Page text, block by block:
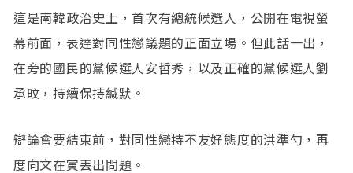
這是南韓政治史上，首次有總統候選人，公開在電視螢
幕前面，表達對同性戀議題的正面立場。但此話一出，
在旁的國民的黨候選人安哲秀，以及正確的黨候選人劉
承旼，持續保持緘默。
辯論會要結束前，對同性戀持不友好態度的洪準勺，再
度向文在寅丟出問題。